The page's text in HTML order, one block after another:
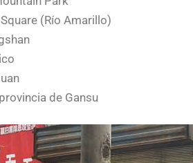
(Río Amarillo)
de Gansu